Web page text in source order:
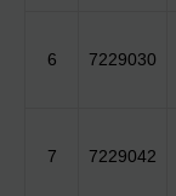
6 7229030
7 7229042